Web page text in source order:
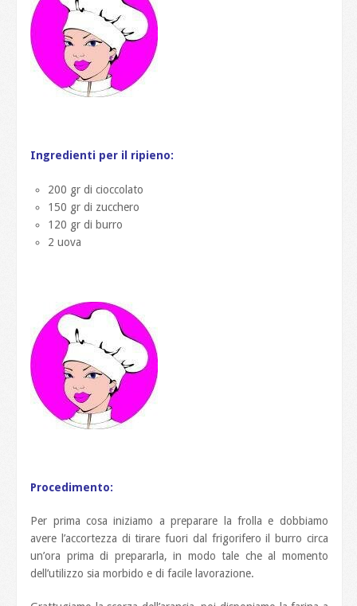
Ingredienti per il ripieno:
200 gr di cioccolato
150 gr di zucchero
120 gr di burro
2 uova
Procedimento:
Per prima cosa iniziamo a preparare la frolla e dobbiamo
avere l’accortezza di tirare fuori dal frigorifero il burro circa
un’ora prima di prepararla, in modo tale che al momento
dell’utilizzo sia morbido e di facile lavorazione.